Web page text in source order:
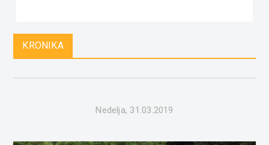
KRONIKA
Nedelja, 31.03.2019